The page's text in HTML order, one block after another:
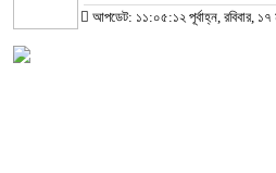
আপডেট: ১১:০৫:১২ পূর্বাহ্ন, রবিবার, ১৭